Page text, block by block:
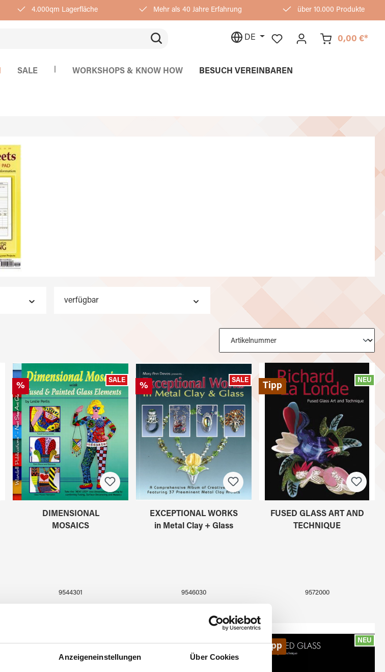
Anzeigeneinstellungen Über Cookies
4.000qm Lagerfläche Mehr als 40 Jahre Erfahrung über 10.000 Produkte
DE 0,00 €*
SALE WORKSHOPS & KNOW HOW BESUCH VEREINBAREN
verfügbar
SALE
%
DIMENSIONAL
MOSAICS
9544301
SALE
%
EXCEPTIONAL WORKS
in Metal Clay + Glass
9546030
NEU
Tipp
FUSED GLASS ART AND
TECHNIQUE
9572000
NEU
Tipp